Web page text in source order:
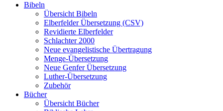
Bibeln
Übersicht Bibeln
Elberfelder Übersetzung (CSV)
Revidierte Elberfelder
Schlachter 2000
Neue evangelistische Übertragung
Menge-Übersetzung
Neue Genfer Übersetzung
Luther-Übersetzung
Zubehör
Bücher
Übersicht Bücher